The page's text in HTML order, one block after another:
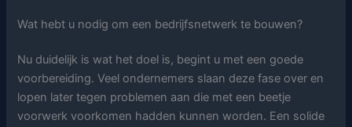
Wat hebt u nodig om een bedrijfsnetwerk te bouwen?
Nu duidelijk is wat het doel is, begint u met een goede
voorbereiding. Veel ondernemers slaan deze fase over en
lopen later tegen problemen aan die met een beetje
voorwerk voorkomen hadden kunnen worden. Een solide